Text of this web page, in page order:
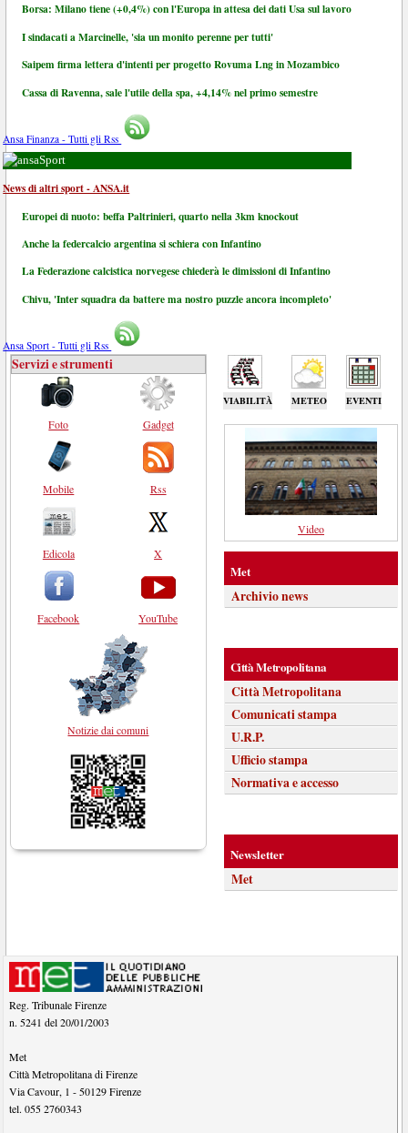
Borsa: Milano tiene (+0,4%) con l'Europa in attesa dei dati Usa sul lavoro
I sindacati a Marcinelle, 'sia un monito perenne per tutti'
Saipem firma lettera d'intenti per progetto Rovuma Lng in Mozambico
Cassa di Ravenna, sale l'utile della spa, +4,14% nel primo semestre
Ansa Finanza - Tutti gli Rss
Sport
News di altri sport - ANSA.it
Europei di nuoto: beffa Paltrinieri, quarto nella 3km knockout
Anche la federcalcio argentina si schiera con Infantino
La Federazione calcistica norvegese chiederà le dimissioni di Infantino
Chivu, 'Inter squadra da battere ma nostro puzzle ancora incompleto'
Ansa Sport - Tutti gli Rss
VIABILITÀ METEO EVENTI
Servizi e strumenti
Foto
Mobile
Edicola
Facebook
Gadget
Rss
X
YouTube
Notizie dai comuni
Video
Met
Archivio news
Città Metropolitana
Città Metropolitana
Comunicati stampa
U.R.P.
Ufficio stampa
Normativa e accesso
Newsletter
Met
Reg. Tribunale Firenze
n. 5241 del 20/01/2003
Met
Città Metropolitana di Firenze
Via Cavour, 1 -50129 Firenze
tel.055 2760343